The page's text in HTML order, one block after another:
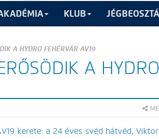
KLUB
A HYDRO FEHÉRVÁR AV19
A HYDRO
kerete: a 24 éves svéd hátvéd,